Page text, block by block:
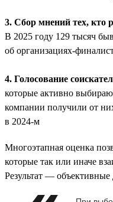
3. Сбор мнений тех, кто
В 2025 году 129 тысяч
об организациях-
4. Голосование
которые активно
компании получили от
в 2024-м
Многоэтапная оценка
которые так или иначе
Результат — объективные